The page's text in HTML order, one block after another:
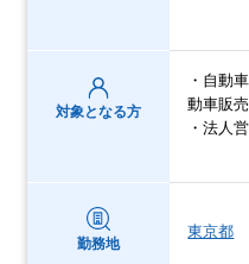
対象となる方
・自動
動車販
・法人
勤務地
東京都